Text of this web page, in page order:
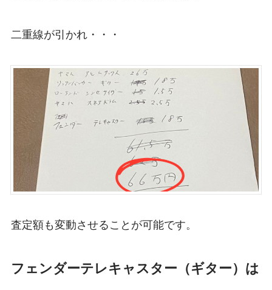
二重線が引かれ・・・
査定額も変動させることが可能です。
フェンダーテレキャスター（ギター）は